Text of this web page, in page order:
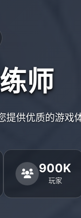
师
提供优质的游戏
900K
玩家